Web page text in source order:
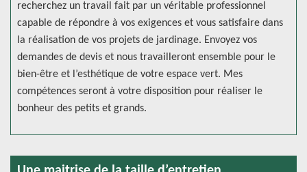
recherchez un travail fait par un véritable professionnel
capable de répondre à vos exigences et vous satisfaire dans
la réalisation de vos projets de jardinage. Envoyez vos
demandes de devis et nous travailleront ensemble pour le
bien-être et l’esthétique de votre espace vert. Mes
compétences seront à votre disposition pour réaliser le
bonheur des petits et grands.